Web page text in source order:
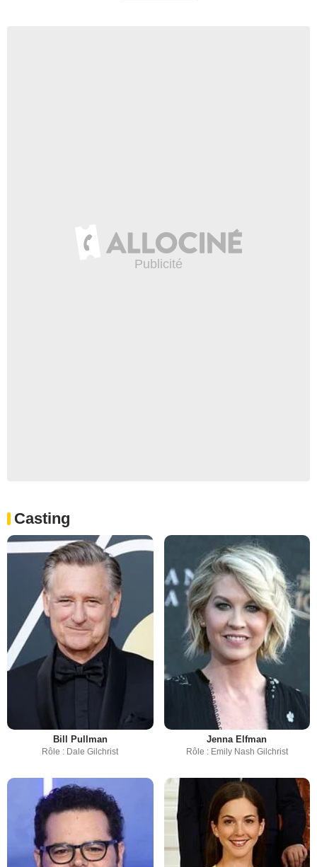
Casting
Bill Pullman
Rôle : Dale Gilchrist
Jenna Elfman
Rôle : Emily Nash Gilchrist